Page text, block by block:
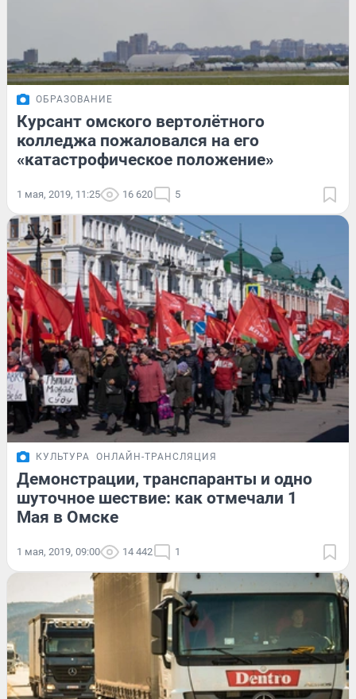
ОБРАЗОВАНИЕ
Курсант омского вертолётного
колледжа пожаловался на его
«катастрофическое положение»
1 мая, 2019, 11:25 16 620 5
КУЛЬТУРА ОНЛАЙН-ТРАНСЛЯЦИЯ
Демонстрации, транспаранты и одно
шуточное шествие: как отмечали 1
Мая в Омске
1 мая, 2019, 09:00 14 442 1